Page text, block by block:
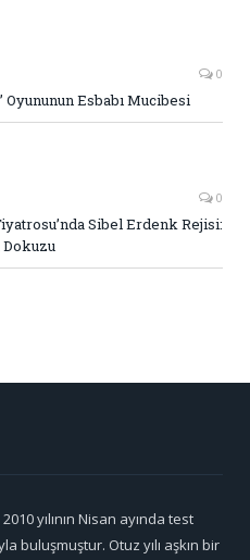
0
Oyununun Esbabı Mucibesi
0
Sibel Erdenk Rejisi:
Dokuzu
yılının Nisan ayında test
buluşmuştur. Otuz yılı aşkın bir